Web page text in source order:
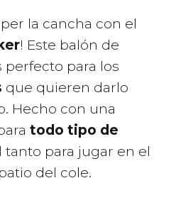
la cancha con el
! Este balón de
perfecto para los
que quieren darlo
Hecho con una
todo tipo de
tanto para jugar en el
del cole.